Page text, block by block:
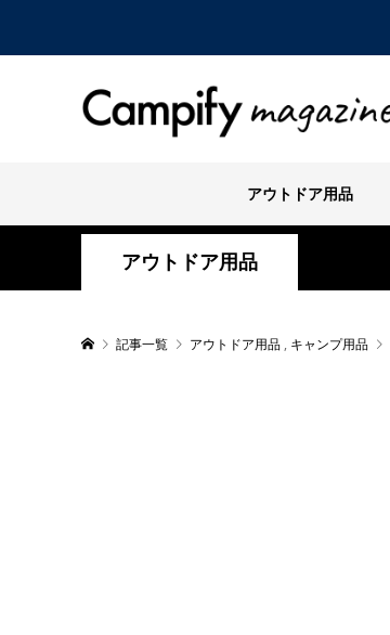
アウトドア用品
アウトドア用品
記事一覧 アウトドア用品 , キャンプ用品